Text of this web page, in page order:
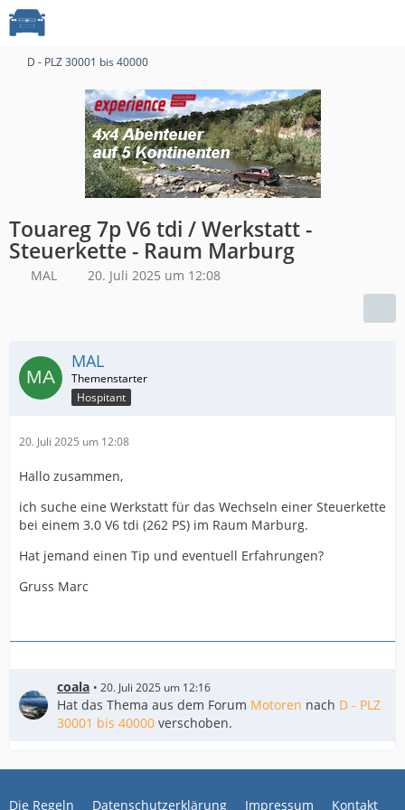
D - PLZ 30001 bis 40000
Touareg 7p V6 tdi / Werkstatt -
Steuerkette - Raum Marburg
MAL 20. Juli 2025 um 12:08
MAL
Hospitant
20. Juli 2025 um 12:08
Hallo zusammen,
ich suche eine Werkstatt für das Wechseln einer Steuerkette
bei einem 3.0 V6 tdi (262 PS) im Raum Marburg.
Hat jemand einen Tip und eventuell Erfahrungen?
Gruss Marc
coala 20. Juli 2025 um 12:16
Hat das Thema aus dem Forum Motoren nach D - PLZ
30001 bis 40000 verschoben.
Die Regeln Datenschutzerklärung Impressum Kontakt